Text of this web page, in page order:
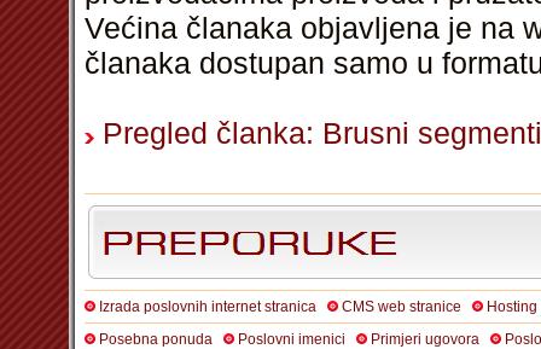
Većina članaka objavljena je na
članaka dostupan samo u
Pregled članka: Brusni segmenti
Izrada poslovnih internet stranica CMS web stranice
Posebna ponuda
Poslovni imenici Primjeri ugovora